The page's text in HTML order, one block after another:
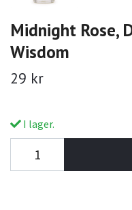
Midnight Rose,
Wisdom
29 kr
I lager.